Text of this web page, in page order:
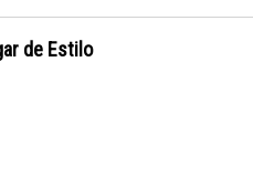
de Estilo